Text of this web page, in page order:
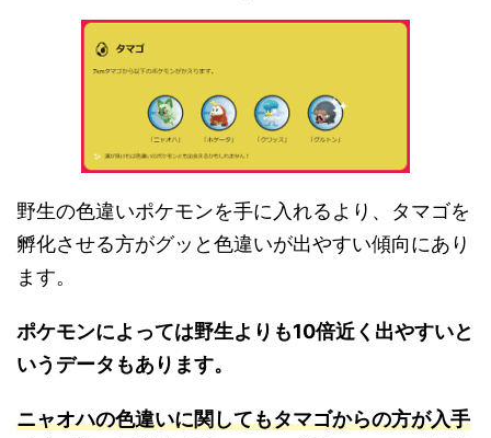
野生の色違いポケモンを手に入れるより、タマゴを
孵化させる方がグッと色違いが出やすい傾向にあり
ます。
ポケモンによっては野生よりも10倍近く出やすいと
いうデータもあります。
ニャオハの色違いに関してもタマゴからの方が入手